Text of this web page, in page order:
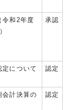
令和2年度
承認
について 認定
会計決算の
認定